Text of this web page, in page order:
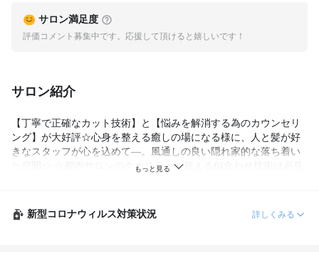
サロン満足度
評価コメント募集中です。応援して頂けると嬉しいです！
サロン紹介
【丁寧で正確なカット技術】と【悩みを解消する為のカウンセリ
ング】が大好評☆心身を整える癒しの場になる様に、人と髪が好
きなスタッフが心を込めて―。風通しの良い隠れ家的な落ち着い
た空間☆ ☆都内サロンのクオリティを超える似合わせ技術は必見
新型コロナウィルス対策状況 詳しくみる